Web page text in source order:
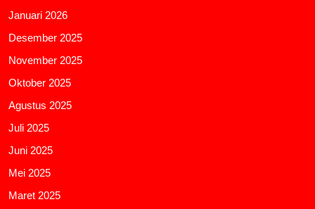
Januari 2026
Desember 2025
November 2025
Oktober 2025
Agustus 2025
Juli 2025
Juni 2025
Mei 2025
Maret 2025